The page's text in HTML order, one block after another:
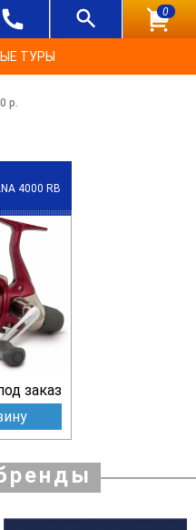
0
ТУРЫ
р.
4000 RB
заказ